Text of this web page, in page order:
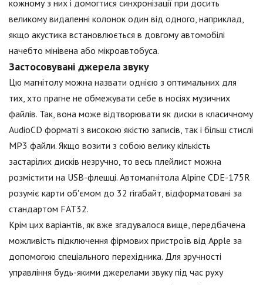
кожному з них і домогтися синхронізації при досить
великому видаленні колонок один від одного, наприклад,
якщо акустика встановлюється в довгому автомобілі
начебто мінівена або мікроавтобуса.
Застосовувані джерела звуку
Цю магнітолу можна назвати однією з оптимальних для
тих, хто прагне не обмежувати себе в носіях музичних
файлів. Так, вона може відтворювати як диски в класичному
AudioCD форматі з високою якістю записів, так і більш стислі
MP3 файли. Якщо возити з собою велику кількість
застарілих дисків незручно, то весь плейлист можна
розмістити на USB-флешці. Автомагнітола Alpine CDE-175R
розуміє карти об'ємом до 32 гігабайт, відформатовані за
стандартом FAT32.
Крім цих варіантів, як вже згадувалося вище, передбачена
можливість підключення фірмових пристроїв від Apple за
допомогою спеціального перехідника. Для зручності
управління будь-якими джерелами звуку під час руху